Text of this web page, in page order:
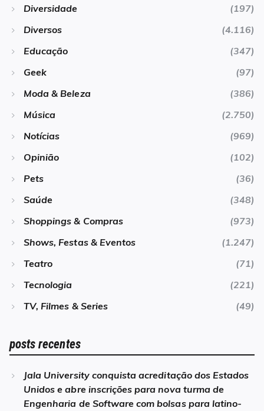
Diversidade
(197)
Diversos
(4.116)
Educação
(347)
Geek
(97)
Moda & Beleza
(386)
Música
(2.750)
Notícias
(969)
Opinião
(102)
Pets
(36)
Saúde
(348)
Shoppings & Compras
(973)
Shows, Festas & Eventos
(1.247)
Teatro
(71)
Tecnologia
(221)
TV, Filmes & Series
(49)
posts recentes
Jala University conquista acreditação dos Estados
Unidos e abre inscrições para nova turma de
Engenharia de Software com bolsas para latino-